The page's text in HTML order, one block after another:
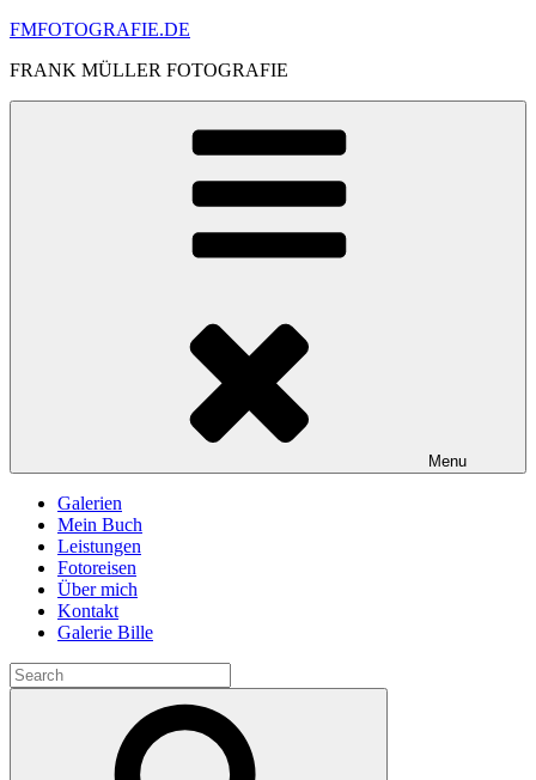
Skip
content
FMFOTOGRAFIE.DE
FRANK MÜLLER FOTOGRAFIE
Menu
Galerien
Mein Buch
Leistungen
Fotoreisen
Über mich
Kontakt
Galerie Bille
Search
for: